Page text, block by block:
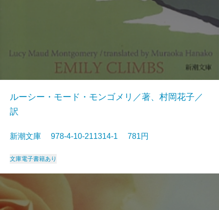
ルーシー・モード・モンゴメリ／著、村岡花子／
訳
新潮文庫 978-4-10-211314-1 781円
文庫電子書籍あり